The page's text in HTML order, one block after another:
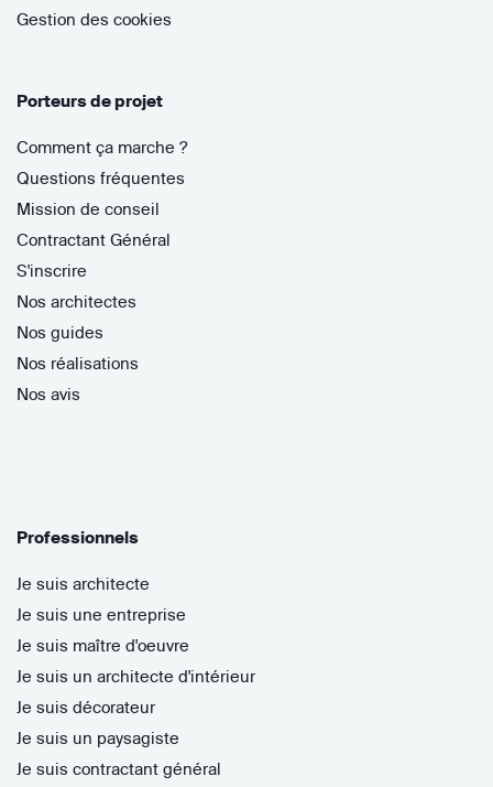
Gestion des cookies
Porteurs de projet
Comment ça marche ?
Questions fréquentes
Mission de conseil
Contractant Général
S'inscrire
Nos architectes
Nos guides
Nos réalisations
Nos avis
Professionnels
Je suis architecte
Je suis une entreprise
Je suis maître d'oeuvre
Je suis un architecte d'intérieur
Je suis décorateur
Je suis un paysagiste
Je suis contractant général